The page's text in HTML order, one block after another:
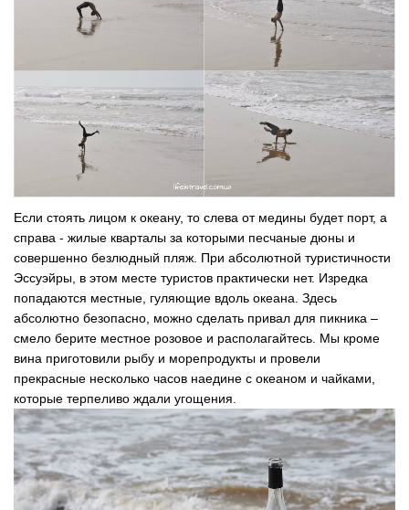
Если стоять лицом к океану, то слева от медины будет порт, а
справа - жилые кварталы за которыми песчаные дюны и
совершенно безлюдный пляж. При абсолютной туристичности
Эссуэйры, в этом месте туристов практически нет. Изредка
попадаются местные, гуляющие вдоль океана. Здесь
абсолютно безопасно, можно сделать привал для пикника –
смело берите местное розовое и располагайтесь. Мы кроме
вина приготовили рыбу и морепродукты и провели
прекрасные несколько часов наедине с океаном и чайками,
которые терпеливо ждали угощения.